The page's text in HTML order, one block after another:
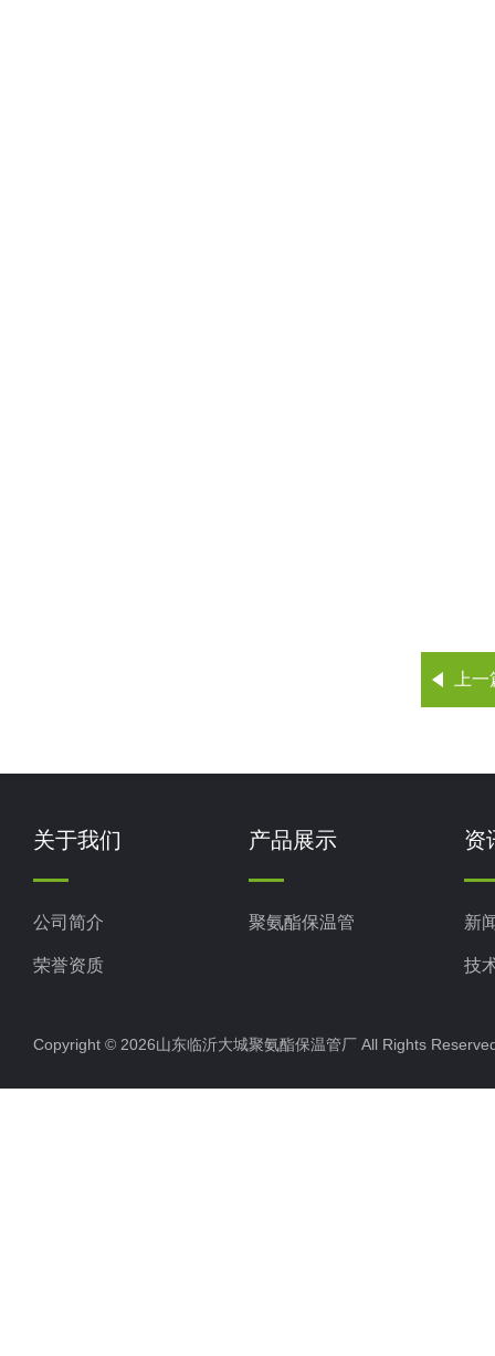
上
关于我们
公司简介
荣誉资质
产品展示
聚氨酯保温管
资
新
技
Copyright © 2026山东临沂大城聚氨酯保温管厂 All Rights